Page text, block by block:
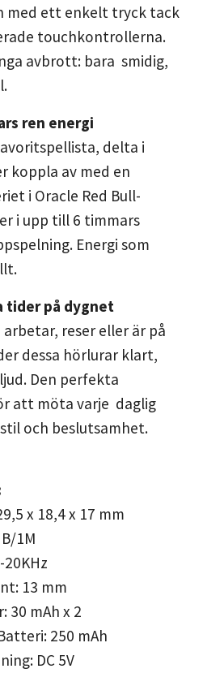
med ett enkelt tryck tack
touchkontrollerna.
avbrott: bara smidig,
ren energi
delta i
koppla av med en
i Oracle Red Bull-
i upp till 6 timmars
Energi som
tider på dygnet
reser eller är på
dessa hörlurar klart,
Den perfekta
att möta varje daglig
och beslutsamhet.
x 18,4 x 17 mm
1M
20KHz
13 mm
30 mAh x 2
250 mAh
DC 5V